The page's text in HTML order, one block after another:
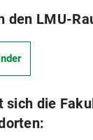
den LMU-
sich die